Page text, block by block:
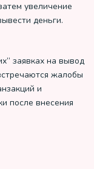
увеличение
деньги.
заявках на вывод
жалобы
и
после внесения